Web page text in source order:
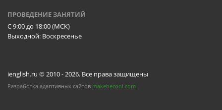
ПРОВЕДЕНИЕ ЗАНЯТИЙ
C 9:00 до 18:00 (МСК)
Выходной: Воскресенье
ienglish.ru © 2010 - 2026. Все права защищены
Разработка адаптивных сайтов makebecool.com